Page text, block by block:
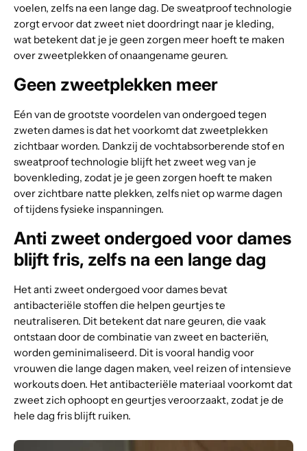
voelen, zelfs na een lange dag. De sweatproof technologie
zorgt ervoor dat zweet niet doordringt naar je kleding,
wat betekent dat je je geen zorgen meer hoeft te maken
over zweetplekken of onaangename geuren.
Geen zweetplekken meer
Eén van de grootste voordelen van ondergoed tegen
zweten dames is dat het voorkomt dat zweetplekken
zichtbaar worden. Dankzij de vochtabsorberende stof en
sweatproof technologie blijft het zweet weg van je
bovenkleding, zodat je je geen zorgen hoeft te maken
over zichtbare natte plekken, zelfs niet op warme dagen
of tijdens fysieke inspanningen.
Anti zweet ondergoed voor dames
blijft fris, zelfs na een lange dag
Het anti zweet ondergoed voor dames bevat
antibacteriële stoffen die helpen geurtjes te
neutraliseren. Dit betekent dat nare geuren, die vaak
ontstaan door de combinatie van zweet en bacteriën,
worden geminimaliseerd. Dit is vooral handig voor
vrouwen die lange dagen maken, veel reizen of intensieve
workouts doen. Het antibacteriële materiaal voorkomt dat
zweet zich ophoopt en geurtjes veroorzaakt, zodat je de
hele dag fris blijft ruiken.